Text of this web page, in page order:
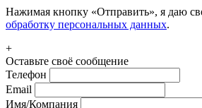
Нажимая кнопку «Отправить», я даю
обработку персональных данных.
+
Оставьте своё сообщение
Телефон
Email
Имя/Компания